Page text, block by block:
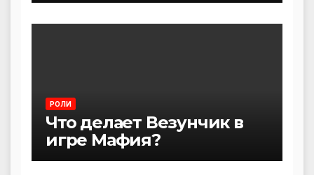
РОЛИ
Что делает Везунчик в
игре Мафия?